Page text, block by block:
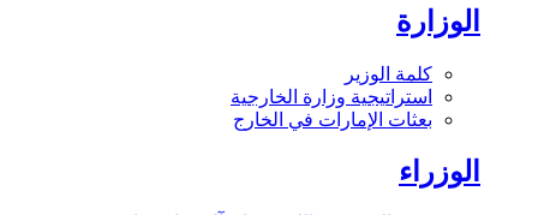
الوزارة
كلمة الوزير
استراتيجية وزارة الخارجية
بعثات الإمارات في الخارج
الوزراء